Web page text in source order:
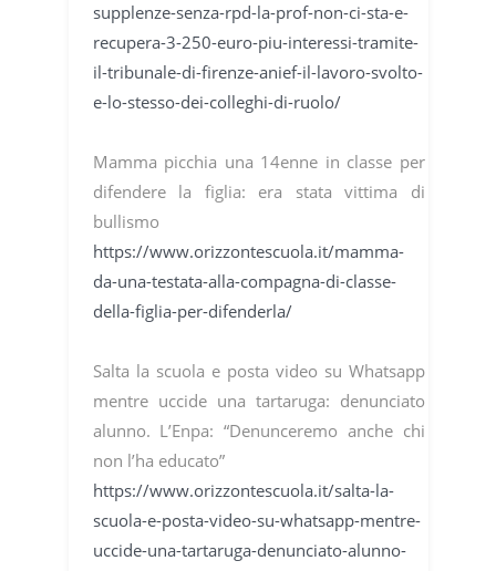
supplenze-senza-rpd-la-prof-non-ci-sta-e-
recupera-3-250-euro-piu-interessi-tramite-
il-tribunale-di-firenze-anief-il-lavoro-svolto-
e-lo-stesso-dei-colleghi-di-ruolo/
Mamma picchia una 14enne in classe per
difendere la figlia: era stata vittima di
bullismo
https://www.orizzontescuola.it/mamma-
da-una-testata-alla-compagna-di-classe-
della-figlia-per-difenderla/
Salta la scuola e posta video su Whatsapp
mentre uccide una tartaruga: denunciato
alunno. L’Enpa: “Denunceremo anche chi
non l’ha educato”
https://www.orizzontescuola.it/salta-la-
scuola-e-posta-video-su-whatsapp-mentre-
uccide-una-tartaruga-denunciato-alunno-